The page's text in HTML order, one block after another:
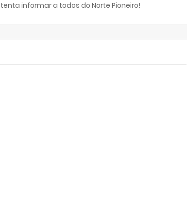
informar a todos do Norte Pioneiro!